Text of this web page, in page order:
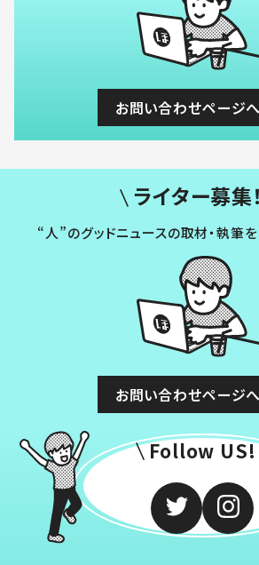
お問い合わせページへ
ライター募集！
“人”のグッドニュースの取材・執筆
お問い合わせページへ
Follow US!